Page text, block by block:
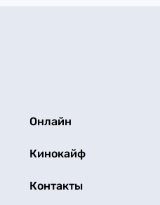
Онлайн
Кинокайф
Контакты